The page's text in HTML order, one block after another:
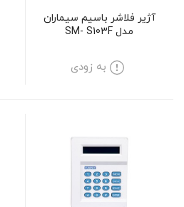
آژیر فلاشر باسیم سیماران
مدل SM- S103F
به زودی